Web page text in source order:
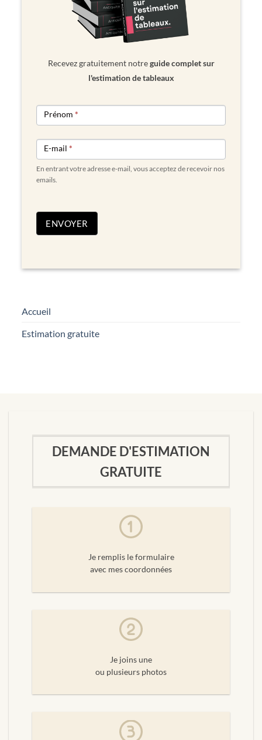
Recevez gratuitement notreguide complet sur
l'estimation de tableaux
NEWSLETTER
FORM
Prénom*
E-mail*
En entrant votre adresse e-mail, vous acceptez de recevoir nos
emails.
ENVOYER
Accueil
Estimation gratuite
DEMANDE D'ESTIMATION
GRATUITE
Je remplis le formulaire
avec mes coordonnées
Je joins une
ou plusieurs photos